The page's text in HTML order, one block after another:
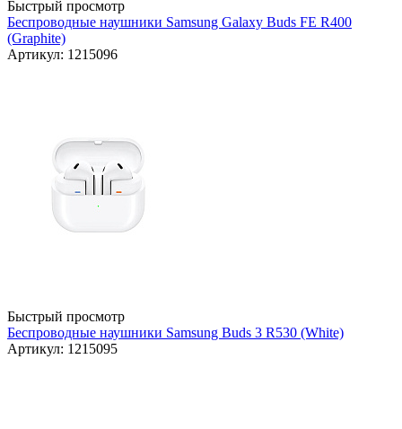
Быстрый просмотр
Беспроводные наушники Samsung Galaxy Buds FE R400
(Graphite)
Артикул: 1215096
Быстрый просмотр
Беспроводные наушники Samsung Buds 3 R530 (White)
Артикул: 1215095